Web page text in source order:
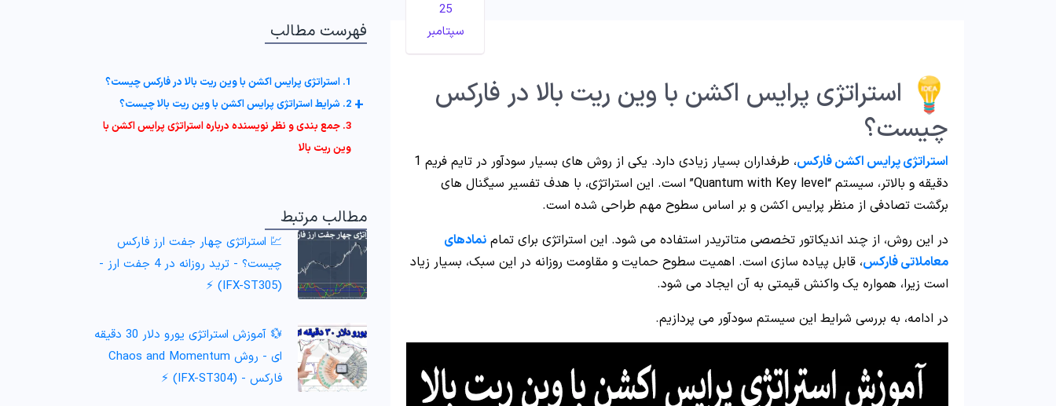
25
سپتامبر
استراتژی پرایس اکشن با وین ریت بالا در فارکس
چیست؟
استراتژی پرایس اکشن فارکس
، طرفداران بسیار زیادی دارد. یکی از روش های بسیار سودآور در تایم فریم 1
دقیقه و بالاتر، سیستم “Quantum with Key level” است. این استراتژی، با هدف تفسیر سیگنال های
برگشت تصادفی از منظر پرایس اکشن و بر اساس سطوح مهم طراحی شده است.
در این روش، از چند اندیکاتور تخصصی متاتریدر استفاده می شود. این استراتژی برای تمام نمادهای
معاملاتی فارکس، قابل پیاده سازی است. اهمیت سطوح حمایت و مقاومت روزانه در این سبک، بسیار زیاد
است زیرا، همواره یک واکنش قیمتی به آن ایجاد می شود.
در ادامه، به بررسی شرایط این سیستم سودآور می پردازیم.
فهرست مطالب
1. استراتژی پرایس اکشن با وین ریت بالا در فارکس چیست؟
2. شرایط استراتژی پرایس اکشن با وین ریت بالا چیست؟ +
3. جمع بندی و نظر نویسنده درباره استراتژی پرایس اکشن با
وین ریت بالا
مطالب مرتبط
💹 استراتژی چهار جفت ارز فارکس
چیست؟ - ترید روزانه در 4 جفت ارز -
(IFX-ST305) ⚡️
💱 آموزش استراتژی یورو دلار 30 دقیقه
ای - روش Chaos and Momentum
فارکس - (IFX-ST304) ⚡️